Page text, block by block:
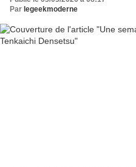
Par legeekmoderne